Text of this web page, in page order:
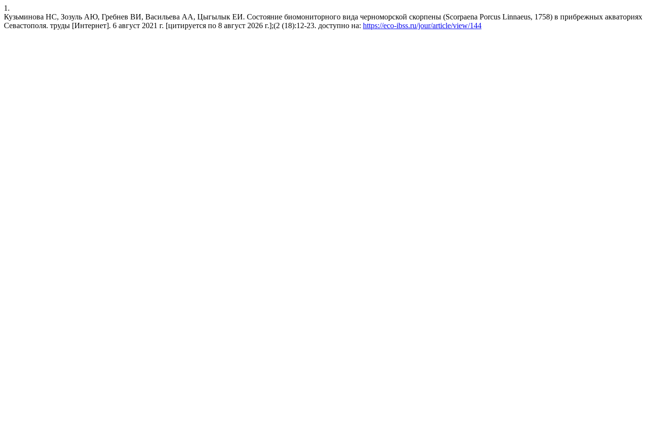
1.
Кузьминова НС, Зозуль АЮ, Гребнев ВИ, Васильева АА, Цыгылык ЕИ. Состояние биомониторного вида черноморской скорпены (Scorpaena Porcus Linnaeus, 1758) в прибрежных акваториях
Севастополя. труды [Интернет]. 6 август 2021 г. [цитируется по 8 август 2026 г.];(2 (18):12-23. доступно на: https://eco-ibss.ru/jour/article/view/144